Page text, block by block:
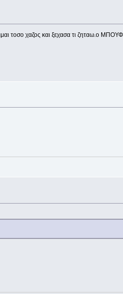
τοσο χαζος και ξεχασα τι ζηταω.ο